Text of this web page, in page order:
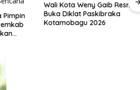
Pimpin
Wali Kota Weny Gaib Resmi
Buka Diklat Paskibraka
Kotamobagu 2026